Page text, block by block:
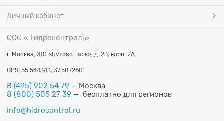
Личный кабинет
ООО « Гидроконтроль»
г. Москва, ЖК «Бутово парк», д. 23, корп. 2А.
GPS: 55.544343, 37.587260
8 (495) 902 54 79 — Москва
8 (800) 505 27 39 — бесплатно для регионов
info@hidrocontrol.ru